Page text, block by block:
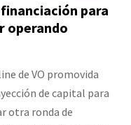
para
operando
de VO promovida
de capital para
otra ronda de